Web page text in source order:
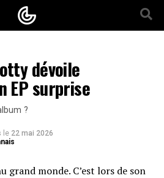
dévoile
EP surprise
?
le 22 mai 2026
grand monde. C’est lors de son